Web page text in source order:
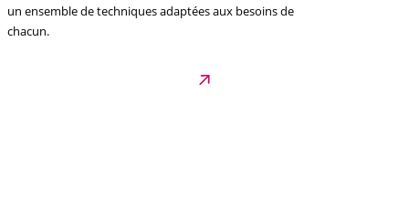
un ensemble de techniques adaptées aux besoins de
chacun.